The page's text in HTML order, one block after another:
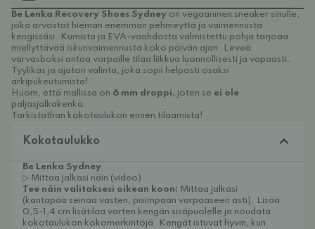
Be Lenka Recovery Shoes Sydney on vegaaninen sneaker sinulle,
joka arvostat hieman enemmän pehmeyttä ja vaimennusta
kengissäsi. Kumista ja EVA-vaahdosta valmistettu pohja tarjoaa
miellyttävää iskunvaimennusta koko päivän ajan. Leveä
varvasboksi antaa varpaille tilaa liikkua luonnollisesti ja vapaasti.
Tyylikäs ja ajaton valinta, joka sopii helposti osaksi
arkipukeutumista!
Huom, että mallissa on 6 mm droppi, joten se ei ole
paljasjalkakenkä.
Tarkistathan kokotaulukon ennen tilaamista!
Kokotaulukko
Be Lenka Sydney
▷ Mittaa jalkasi näin (video)
Tee näin valitaksesi oikean koon: Mittaa jalkasi
(kantapää seinää vasten, pisimpään varpaaseen asti). Lisää
0,5-1,4 cm lisätilaa varten kengän sisäpuolelle ja noudata
kokotaulukon kokomerkintöjä. Kengät istuvat hyvin, kun